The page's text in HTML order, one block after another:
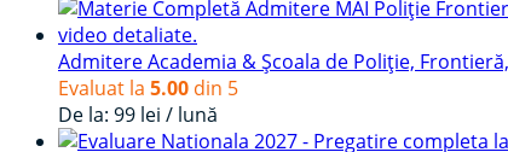
Admitere Academia & Școala de Poliție,
Evaluat la 5.00 din 5
De la: 99 lei / lună